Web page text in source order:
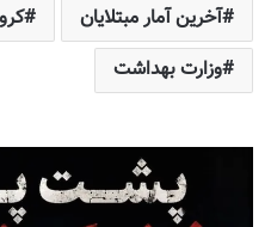
آخرین آمار مبتلایان
وزارت بهداشت